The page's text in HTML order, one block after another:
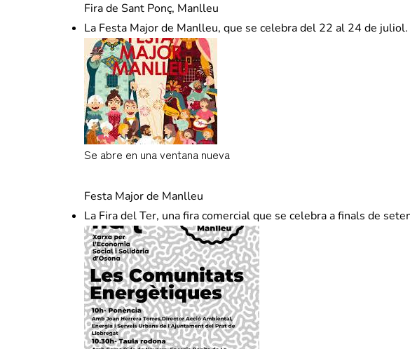
Fira de Sant Ponç, Manlleu
La Festa Major de Manlleu, que se celebra del 22 al 24 de juliol.
Se abre en una ventana nueva
Festa Major de Manlleu
La Fira del Ter, una fira comercial que se celebra a finals de